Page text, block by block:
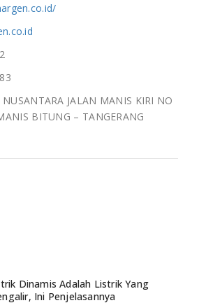
JALAN MANIS KIRI NO
BITUNG – TANGERANG
Dinamis Adalah Listrik Yang
Ini Penjelasannya